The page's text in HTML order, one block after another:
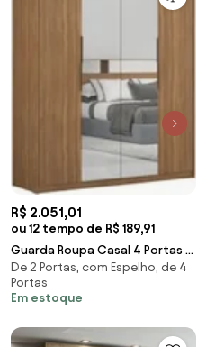
R$ 2.051,01
ou 12 tempo de R$ 189,91
Guarda Roupa Casal 4 Portas 2
Com Espelhos Attore D02
Amendola Touch -
De 2 Portas, com Espelho, de 4
Portas
Em estoque